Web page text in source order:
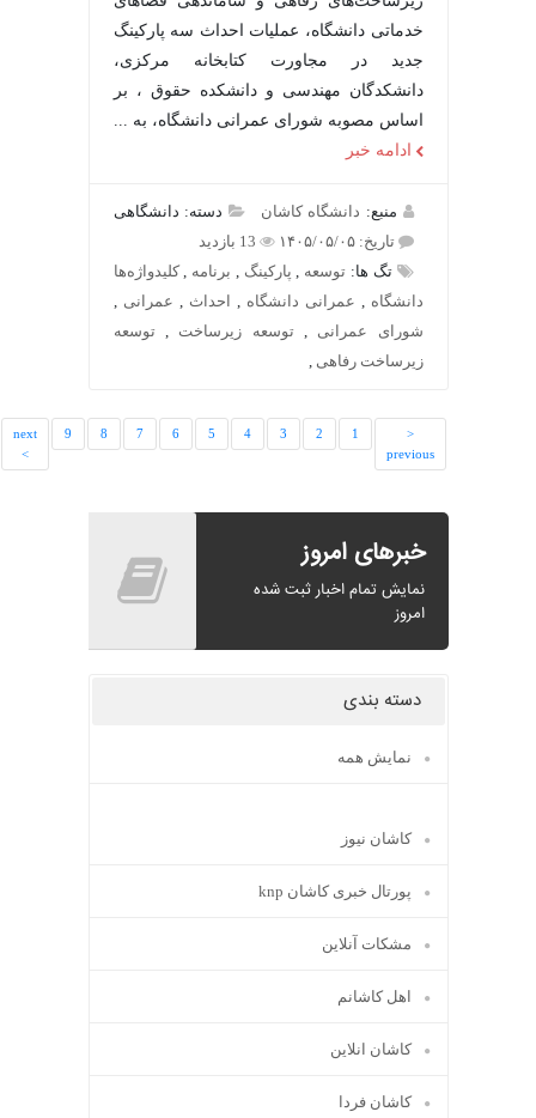
خدماتی دانشگاه، عملیات احداث سه پارکینگ
جدید در مجاورت کتابخانه مرکزی،
دانشکدگان مهندسی و دانشکده حقوق ، بر
اساس مصوبه شورای عمرانی دانشگاه، به ...
ادامه خبر
منبع:دانشگاه کاشان
دسته: دانشگاهی
تاریخ: ۱۴۰۵/۰۵/۰۵
13 بازدید
تگ ها: توسعه,پارکینگ , برنامه ,کلیدواژه‌ها
دانشگاه,عمرانی دانشگاه,احداث ,عمرانی,
شورای عمرانی, توسعه زیرساخت,توسعه
زیرساخت رفاهی,
previous
next
>
last
>>
خبرهای امروز
نمایش تمام اخبار ثبت شده
دسته بندی
نمایش همه
کاشان نیوز
پورتال خبری كاشان knp
مشکات آنلاین
اهل کاشانم
کاشان انلاین
کاشان فردا